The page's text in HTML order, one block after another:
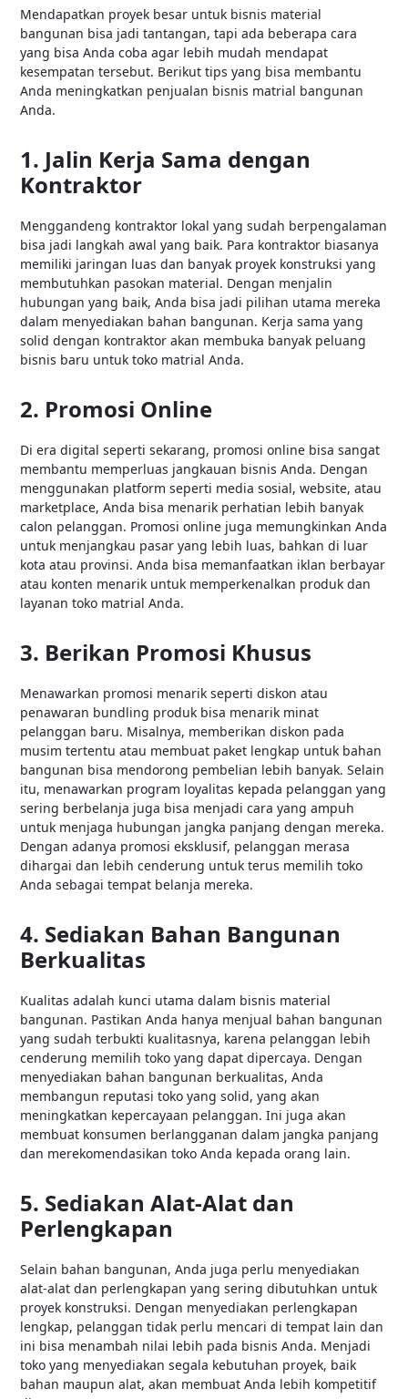
Mendapatkan proyek besar untuk bisnis material
bangunan bisa jadi tantangan, tapi ada beberapa cara
yang bisa Anda coba agar lebih mudah mendapat
kesempatan tersebut. Berikut tips yang bisa membantu
Anda meningkatkan penjualan bisnis matrial bangunan
Anda.
1. Jalin Kerja Sama dengan
Kontraktor
Menggandeng kontraktor lokal yang sudah berpengalaman
bisa jadi langkah awal yang baik. Para kontraktor biasanya
memiliki jaringan luas dan banyak proyek konstruksi yang
membutuhkan pasokan material. Dengan menjalin
hubungan yang baik, Anda bisa jadi pilihan utama mereka
dalam menyediakan bahan bangunan. Kerja sama yang
solid dengan kontraktor akan membuka banyak peluang
bisnis baru untuk toko matrial Anda.
2. Promosi Online
Di era digital seperti sekarang, promosi online bisa sangat
membantu memperluas jangkauan bisnis Anda. Dengan
menggunakan platform seperti media sosial, website, atau
marketplace, Anda bisa menarik perhatian lebih banyak
calon pelanggan. Promosi online juga memungkinkan Anda
untuk menjangkau pasar yang lebih luas, bahkan di luar
kota atau provinsi. Anda bisa memanfaatkan iklan berbayar
atau konten menarik untuk memperkenalkan produk dan
layanan toko matrial Anda.
3. Berikan Promosi Khusus
Menawarkan promosi menarik seperti diskon atau
penawaran bundling produk bisa menarik minat
pelanggan baru. Misalnya, memberikan diskon pada
musim tertentu atau membuat paket lengkap untuk bahan
bangunan bisa mendorong pembelian lebih banyak. Selain
itu, menawarkan program loyalitas kepada pelanggan yang
sering berbelanja juga bisa menjadi cara yang ampuh
untuk menjaga hubungan jangka panjang dengan mereka.
Dengan adanya promosi eksklusif, pelanggan merasa
dihargai dan lebih cenderung untuk terus memilih toko
Anda sebagai tempat belanja mereka.
4. Sediakan Bahan Bangunan
Berkualitas
Kualitas adalah kunci utama dalam bisnis material
bangunan. Pastikan Anda hanya menjual bahan bangunan
yang sudah terbukti kualitasnya, karena pelanggan lebih
cenderung memilih toko yang dapat dipercaya. Dengan
menyediakan bahan bangunan berkualitas, Anda
membangun reputasi toko yang solid, yang akan
meningkatkan kepercayaan pelanggan. Ini juga akan
membuat konsumen berlangganan dalam jangka panjang
dan merekomendasikan toko Anda kepada orang lain.
5. Sediakan Alat-Alat dan
Perlengkapan
Selain bahan bangunan, Anda juga perlu menyediakan
alat-alat dan perlengkapan yang sering dibutuhkan untuk
proyek konstruksi. Dengan menyediakan perlengkapan
lengkap, pelanggan tidak perlu mencari di tempat lain dan
ini bisa menambah nilai lebih pada bisnis Anda. Menjadi
toko yang menyediakan segala kebutuhan proyek, baik
bahan maupun alat, akan membuat Anda lebih kompetitif